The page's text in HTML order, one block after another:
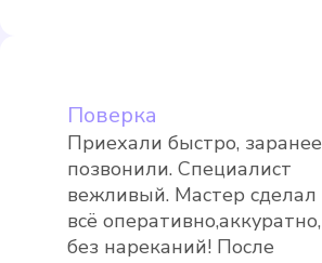
Itelma WFK20.D080
Подробнее
Поверка
Приехали быстро, заранее
позвонили. Специалист
вежливый. Мастер сделал
всё оперативно,аккуратно,
без нареканий! После